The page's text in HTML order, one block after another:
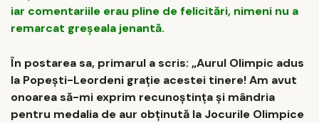
iar comentariile erau pline de felicitări, nimeni nu a
remarcat greșeala jenantă.
În postarea sa, primarul a scris: „Aurul Olimpic adus
la Popești-Leordeni grație acestei tinere! Am avut
onoarea să-mi exprim recunoștința și mândria
pentru medalia de aur obținută la Jocurile Olimpice